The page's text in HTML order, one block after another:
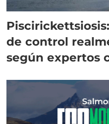
de control
según expertos